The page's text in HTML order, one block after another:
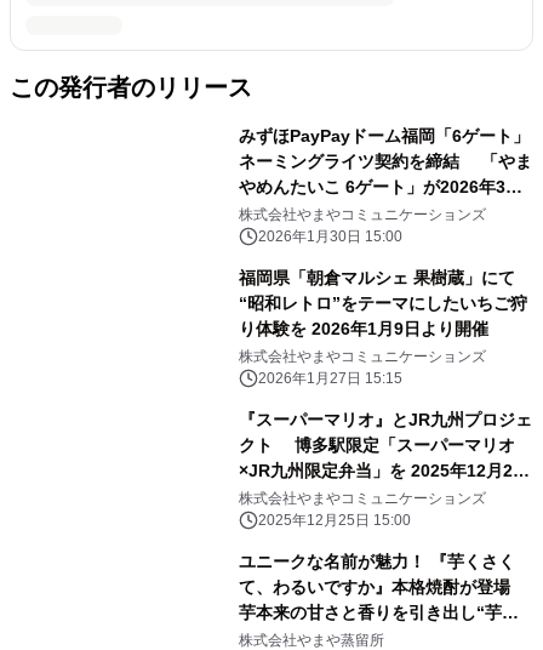
この発行者のリリース
みずほPayPayドーム福岡「6ゲート」
ネーミングライツ契約を締結 「やま
やめんたいこ 6ゲート」が2026年3月1
日に誕生
株式会社やまやコミュニケーションズ
2026年1月30日 15:00
福岡県「朝倉マルシェ 果樹蔵」にて
“昭和レトロ”をテーマにしたいちご狩
り体験を 2026年1月9日より開催
株式会社やまやコミュニケーションズ
2026年1月27日 15:15
『スーパーマリオ』とJR九州プロジェ
クト 博多駅限定「スーパーマリオ
×JR九州限定弁当」を 2025年12月22
日(月)より期間限定で発売！
株式会社やまやコミュニケーションズ
2025年12月25日 15:00
ユニークな名前が魅力！ 『芋くさく
て、わるいですか』本格焼酎が登場
芋本来の甘さと香りを引き出し“芋ら
しさ”を磨き上げた一本
株式会社やまや蒸留所